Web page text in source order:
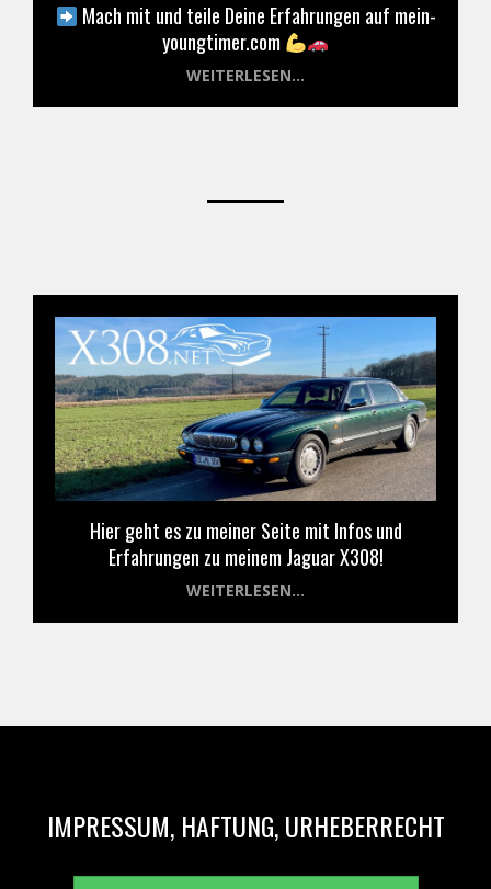
Mach mit und teile Deine Erfahrungen auf mein-
youngtimer.com
WEITERLESEN...
Hier geht es zu meiner Seite mit Infos und
Erfahrungen zu meinem Jaguar X308!
WEITERLESEN...
IMPRESSUM, HAFTUNG, URHEBERRECHT